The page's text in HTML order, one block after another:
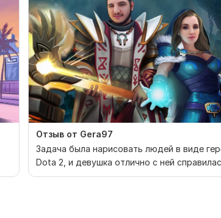
Отзыв от Gera97
Задача была нарисовать людей в виде
Dota 2, и девушка отлично с ней
Она большо...